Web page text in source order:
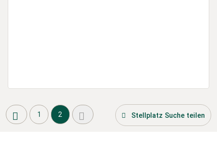
1 2 Stellplatz Suche teilen